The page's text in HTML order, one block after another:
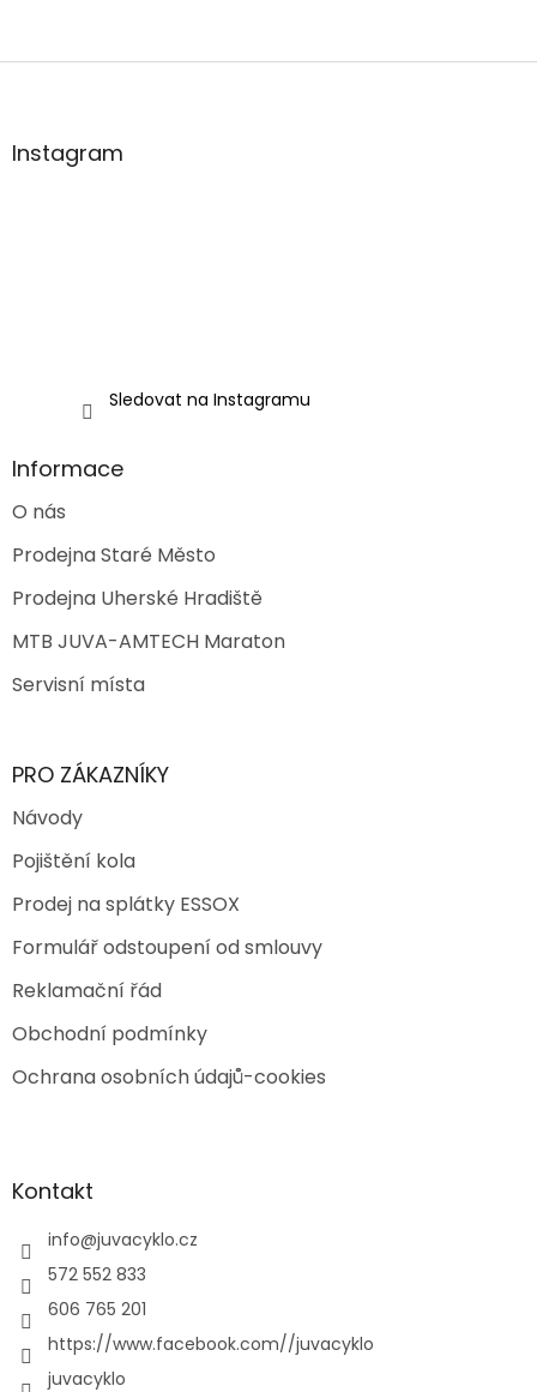
Z
aInstagram
Sledovat na Instagramu
Informace
O nás
Prodejna Staré Město
Prodejna Uherské Hradiště
MTB JUVA-AMTECH Maraton
Servisní místa
PRO ZÁKAZNÍKY
Návody
Pojištění kola
Prodej na splátky ESSOX
Formulář odstoupení od smlouvy
Reklamační řád
Obchodní podmínky
Ochrana osobních údajů-cookies
Kontakt
info@juvacyklo.cz
572 552 833
606 765 201
https://www.facebook.com//juvacyklo
juvacyklo